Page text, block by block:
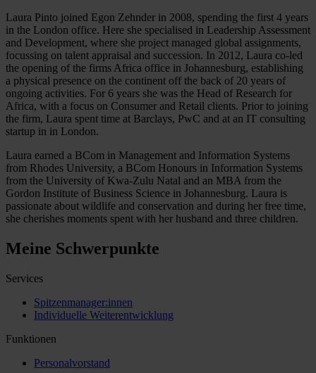
Laura Pinto joined Egon Zehnder in 2008, spending the first 4 years
in the London office. Here she specialised in Leadership Assessment
and Development, where she project managed global assignments,
focussing on talent appraisal and succession. In 2012, Laura co-led
the opening of the firms Africa office in Johannesburg, establishing
a physical presence on the continent off the back of 20 years of
ongoing activities. For 6 years she was the Head of Research for
Africa, with a focus on Consumer and Retail clients. Prior to joining
the firm, Laura spent time at Barclays, PwC and at an IT consulting
startup in in London.
Laura earned a BCom in Management and Information Systems
from Rhodes University, a BCom Honours in Information Systems
from the University of Kwa-Zulu Natal and an MBA from the
Gordon Institute of Business Science in Johannesburg. Laura is
passionate about wildlife and conservation and during her free time,
she cherishes moments spent with her husband and three children.
Meine Schwerpunkte
Services
Spitzenmanager:innen
Individuelle Weiterentwicklung
Funktionen
Personalvorstand